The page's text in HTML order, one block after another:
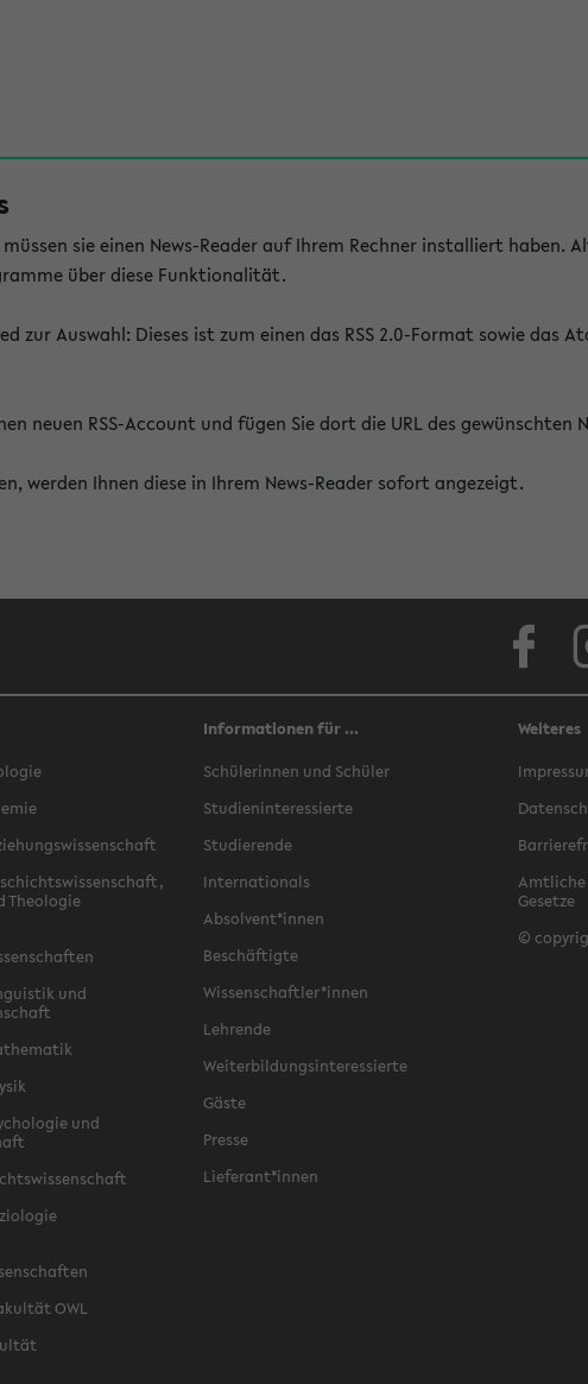
sie einen News-Reader auf Ihrem Rechner installiert haben.
über diese Funktionalität.
zur Auswahl: Dieses ist zum einen das RSS 2.0-Format sowie das
neuen RSS-Account und fügen Sie dort die URL des gewünschten
werden Ihnen diese in Ihrem News-Reader sofort angezeigt.
Theologie
und
und
OWL
Informationen für ...
Schülerinnen und Schüler
Studieninteressierte
Studierende
Internationals
Absolvent*innen
Beschäftigte
Wissenschaftler*innen
Lehrende
Weiterbildungsinteressierte
Gäste
Presse
Lieferant*innen
Weiteres
Amtliche
Gesetze
©